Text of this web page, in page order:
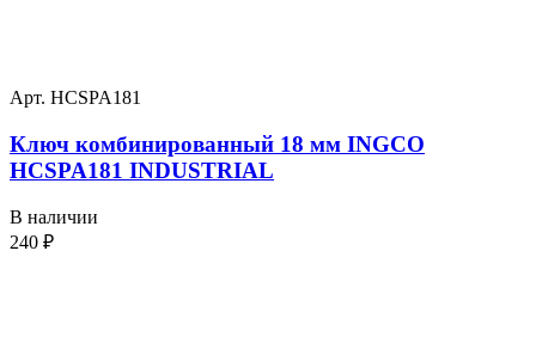
Арт. HCSPA181
Ключ комбинированный 18 мм INGCO
HCSPA181 INDUSTRIAL
В наличии
240 ₽